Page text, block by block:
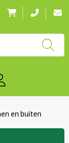
en buiten